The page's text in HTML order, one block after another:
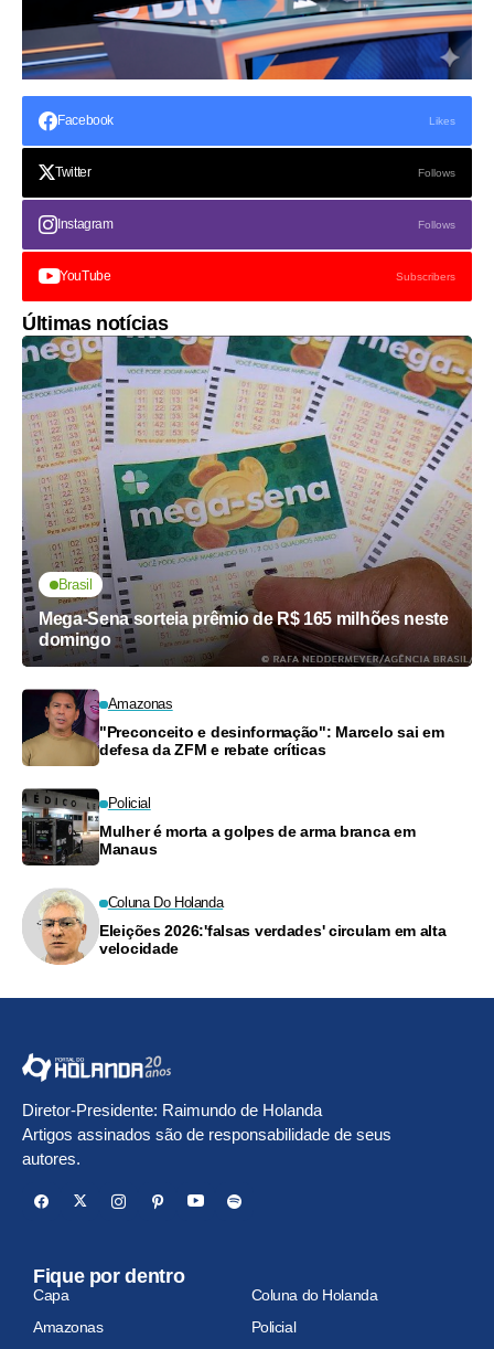
Facebook Likes
Twitter Follows
Instagram Follows
YouTube Subscribers
Últimas notícias
Brasil
Mega-Sena sorteia prêmio de R$ 165 milhões neste
domingo
Amazonas
"Preconceito e desinformação": Marcelo sai em
defesa da ZFM e rebate críticas
Policial
Mulher é morta a golpes de arma branca em
Manaus
Coluna Do Holanda
Eleições 2026:'falsas verdades' circulam em alta
velocidade
Diretor-Presidente: Raimundo de Holanda
Artigos assinados são de responsabilidade de seus
autores.
Fique por dentro
Capa
Coluna do Holanda
Amazonas
Policial